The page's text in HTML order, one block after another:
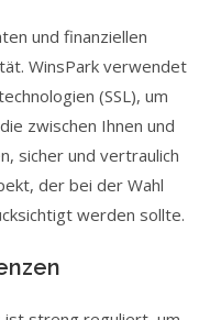
und finanziellen
WinsPark verwendet
(SSL), um
zwischen Ihnen und
sicher und vertraulich
der bei der Wahl
werden sollte.